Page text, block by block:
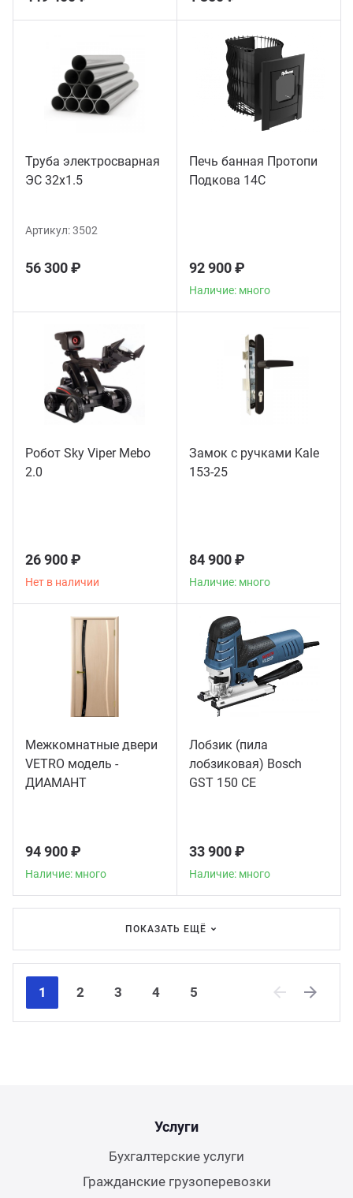
Труба электросварная
ЭС 32x1.5
Артикул:3502
56 300 ₽
Печь банная Протопи
Подкова 14С
92 900 ₽
Наличие: много
Робот Sky Viper Mebo
2.0
26 900 ₽
Нет в наличии
Замок с ручками Kale
153-25
84 900 ₽
Наличие: много
Межкомнатные двери
VETRO модель -
ДИАМАНТ
94 900 ₽
Наличие: много
Лобзик (пила
лобзиковая) Bosch
GST 150 CE
33 900 ₽
Наличие: много
ПОКАЗАТЬ ЕЩЁ
1 2 3 4
5
Услуги
Бухгалтерские услуги
Гражданские грузоперевозки